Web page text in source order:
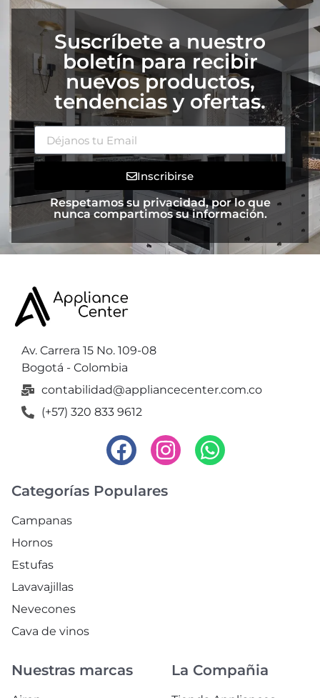
Suscríbete a nuestro
boletín para recibir
nuevos productos,
tendencias y ofertas.
Inscribirse
Respetamos su privacidad, por lo que
nunca compartimos su información.
Av. Carrera 15 No. 109-08
Bogotá - Colombia
contabilidad@appliancecenter.com.co
(+57) 320 833 9612
Categorías Populares
Campanas
Hornos
Estufas
Lavavajillas
Nevecones
Cava de vinos
Nuestras marcas La Compañia